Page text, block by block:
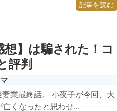
記事を読む
】は騙された！コ
評判
業最終話。 小夜子が今回、大
くなったと思わせ...